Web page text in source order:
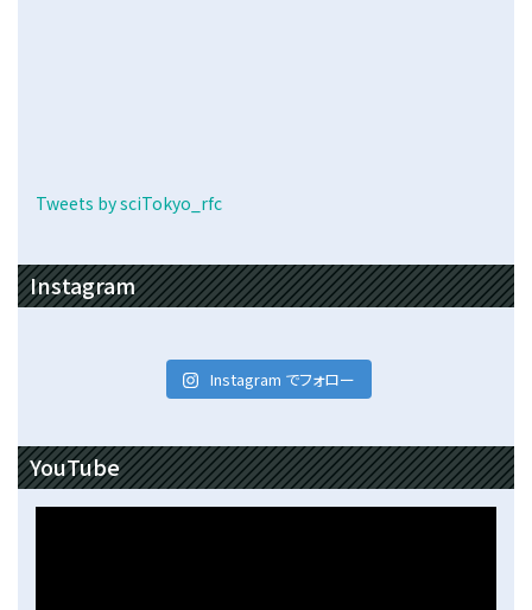
Tweets by sciTokyo_rfc
Instagram
Instagram でフォロー
YouTube